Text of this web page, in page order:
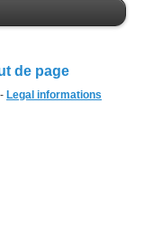
de page
Legal informations